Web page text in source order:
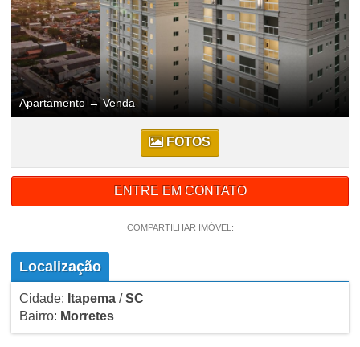
Apartamento →Venda
FOTOS
ENTRE EM CONTATO
COMPARTILHAR IMÓVEL:
Localização
Cidade: Itapema/SC
Bairro: Morretes